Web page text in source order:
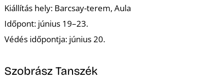
Kiállítás hely: Barcsay-terem, Aula
Időpont: június 19–23.
Védés időpontja: június 20.
Szobrász Tanszék